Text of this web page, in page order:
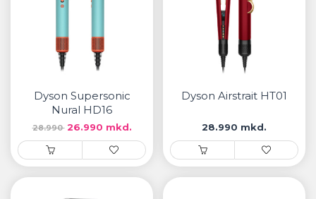
Dyson Supersonic
Nural HD16
28.990 26.990 mkd.
Dyson Airstrait HT01
28.990 mkd.